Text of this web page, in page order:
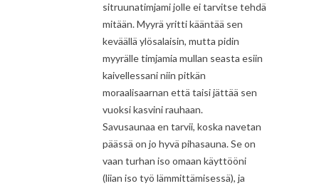
sitruunatimjami jolle ei tarvitse tehdä
mitään. Myyrä yritti kääntää sen
keväällä ylösalaisin, mutta pidin
myyrälle timjamia mullan seasta esiin
kaivellessani niin pitkän
moraalisaarnan että taisi jättää sen
vuoksi kasvini rauhaan.
Savusaunaa en tarvii, koska navetan
päässä on jo hyvä pihasauna. Se on
vaan turhan iso omaan käyttööni
(liian iso työ lämmittämisessä), ja